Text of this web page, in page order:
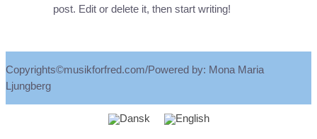
post. Edit or delete it, then start writing!
Copyrights©musikforfred.com/Powered by: Mona Maria
Ljungberg